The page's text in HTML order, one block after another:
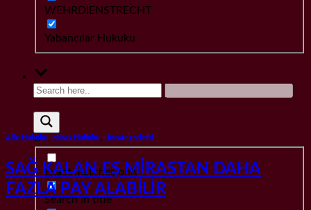
WEHRDIENSTRECHT
Yabancılar Hukuku
Exact matches only
Search in title
Aile Hukuku Miras Hukuku Uncategorized
SAĞ KALAN EŞ MİRASTAN DAHA
FAZLA PAY ALABİLİR